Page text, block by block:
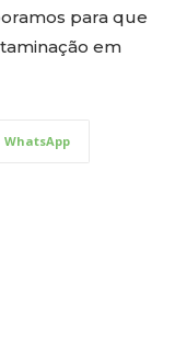
para que
em
WhatsApp